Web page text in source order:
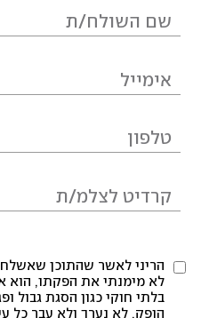
הריני לאשר שהתוכן
לא מימנתי את הפקתו, הוא
בלתי חוקי כגון הסגת גבול
הופק, לא נערך ולא עבר כל